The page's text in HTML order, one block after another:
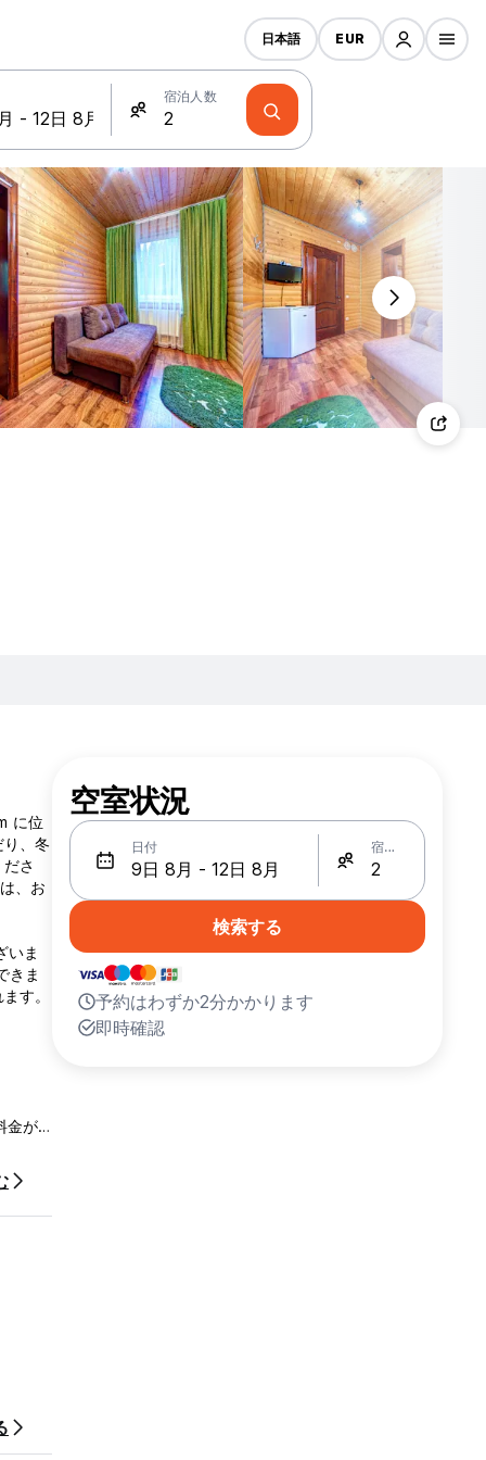
宿泊人数
日本語 EUR
に位
、冬
さ
、お
いま
きま
す。
金が
空室状況
日付 宿泊人数
検索する
予約はわずか2分かかります
即時確認